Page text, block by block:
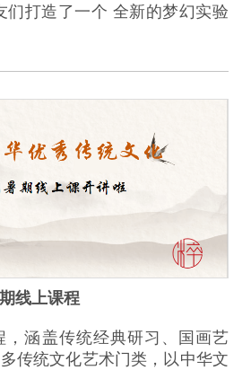
们打造了一个 全新的梦幻实验
线上课程
，涵盖传统经典研习、国画艺
传统文化艺术门类，以中华文